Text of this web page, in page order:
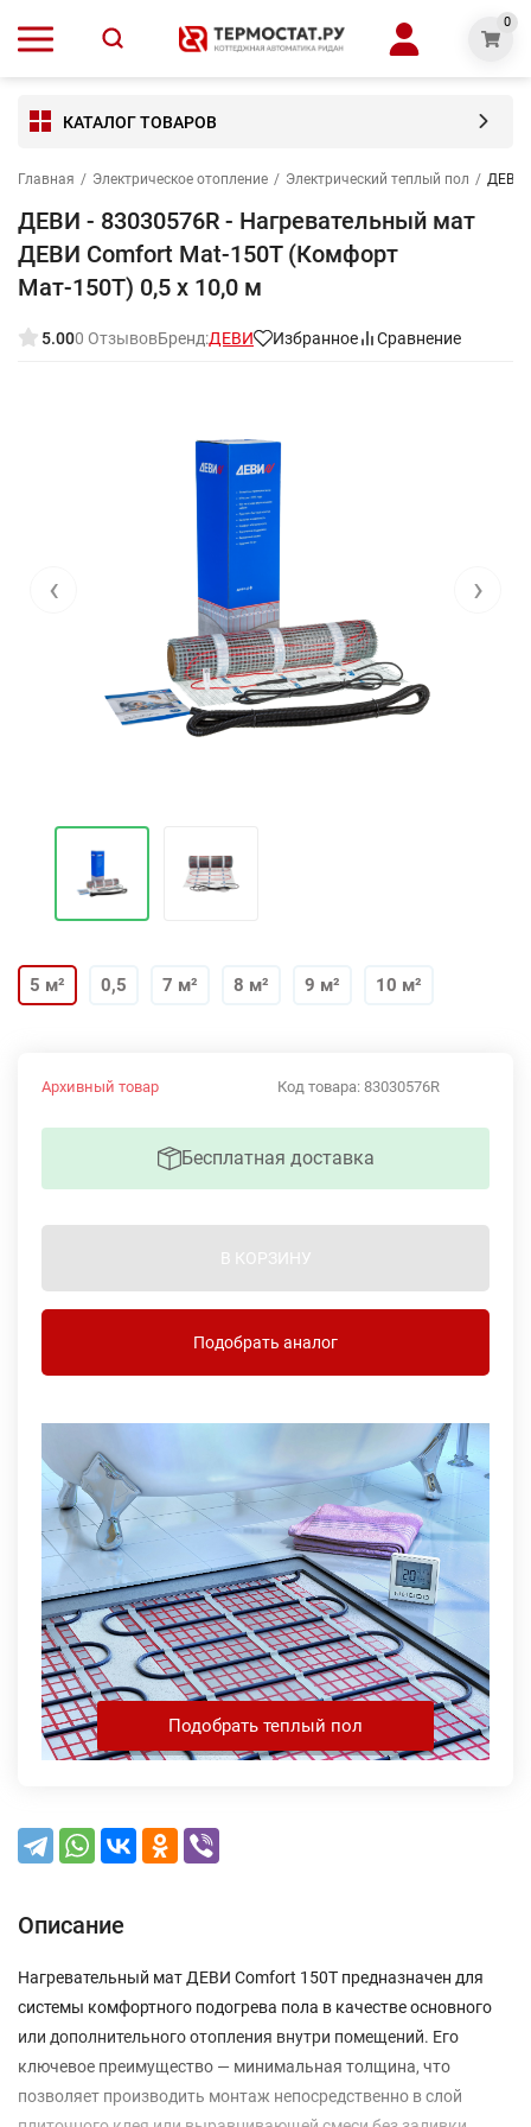
0
КАТАЛОГ ТОВАРОВ
Главная / Электрическое отопление / Электрический теплый пол / ДЕВИ
ДЕВИ - 83030576R - Нагревательный мат
ДЕВИ Comfort Mat-150T (Комфорт
Мат-150Т) 0,5 х 10,0 м
5.000 ОтзывовБренд:ДЕВИ Избранное Сравнение
‹ ›
5 м² 0,5 7 м² 8 м² 9 м² 10 м²
Код товара: 83030576R
Архивный товар
Бесплатная доставка
В КОРЗИНУ
Подобрать аналог
Подобрать теплый пол
Описание
Нагревательный мат ДЕВИ Comfort 150T предназначен для
системы комфортного подогрева пола в качестве основного
или дополнительного отопления внутри помещений. Его
ключевое преимущество — минимальная толщина, что
позволяет производить монтаж непосредственно в слой